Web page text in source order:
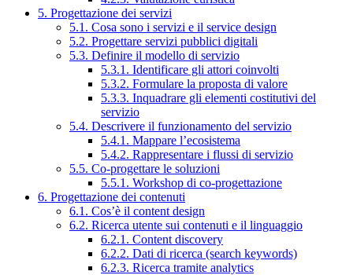
5. Progettazione dei servizi
5.1. Cosa sono i servizi e il service design
5.2. Progettare servizi pubblici digitali
5.3. Definire il modello di servizio
5.3.1. Identificare gli attori coinvolti
5.3.2. Formulare la proposta di valore
5.3.3. Inquadrare gli elementi costitutivi del
servizio
5.4. Descrivere il funzionamento del servizio
5.4.1. Mappare l’ecosistema
5.4.2. Rappresentare i flussi di servizio
5.5. Co-progettare le soluzioni
5.5.1. Workshop di co-progettazione
6. Progettazione dei contenuti
6.1. Cos’è il content design
6.2. Ricerca utente sui contenuti e il linguaggio
6.2.1. Content discovery
6.2.2. Dati di ricerca (search keywords)
6.2.3. Ricerca tramite analytics